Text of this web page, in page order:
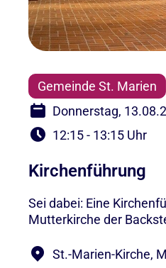
Gemeinde St. Marien
Donnerstag,
12:15 - 13:15 Uhr
Kirchenführung
Sei dabei: Eine
Mutterkirche der
St.-Marien-Kirche,